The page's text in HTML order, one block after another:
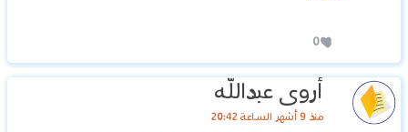
0
أروى عبدالله
منذ 9 أشهر الساعة 20:42